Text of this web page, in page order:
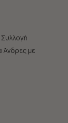
Άνδρες με